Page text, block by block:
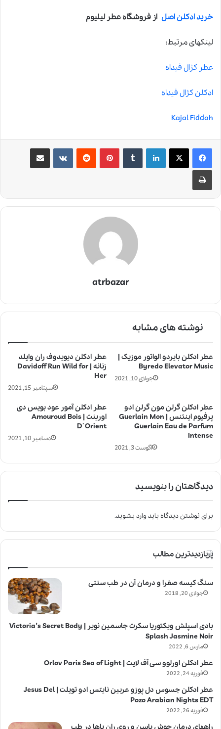
خرید ادکلن اصل از فروشگاه عطر لیلیوم
لینکهای مرتبط:
عطر کژال فیداه
ادکلن کژال فیداه
Kajal Fiddah
لینکدین ‫تامبلر ‫پین‌ترست‫رددیت ‫VKontakteاشتراک گذاری از طریق ایمیل
چاپ
atrbazar
نوشته های مشابه
عطر ادکلن دیویدوف ران وایلد
زنانه | Davidoff Run Wild for
Her
سپتامبر 15, 2021
عطر ادکلن بایردو الواتور موزیک |
Byredo Elevator Music
جولای 10, 2021
عطر ادکلن آمور عود بویس دی
اورینت | Amouroud Bois
D`Orient
دسامبر 10, 2021
عطر ادکلن گرلن مون گرلن ادو
پرفیوم اینتنس | Guerlain Mon
Guerlain Eau de Parfum
Intense
آگوست 3, 2021
دیدگاهتان را بنویسید
برای نوشتن دیدگاه بایدوارد بشوید.
پربازدیدترین مطالب
سنگ کیسه صفرا و درمان آن در طب سنتی
جولای 20, 2018
بادی اسپلش ویکتوریا سکرت جاسمین نویر | Victoria’s Secret Body
Splash Jasmine Noir
مارس 6, 2022
عطر ادکلن اورلوو سی آف لایت | Orlov Paris Sea of Light
فوریه 24, 2022
عطر ادکلن جسوس دل پوزو عربین نایتس ادو تویلت | Jesus Del
Pozo Arabian Nights EDT
فوریه 26, 2022
راههای درمان جوش باسن و روی ران پاها در طب